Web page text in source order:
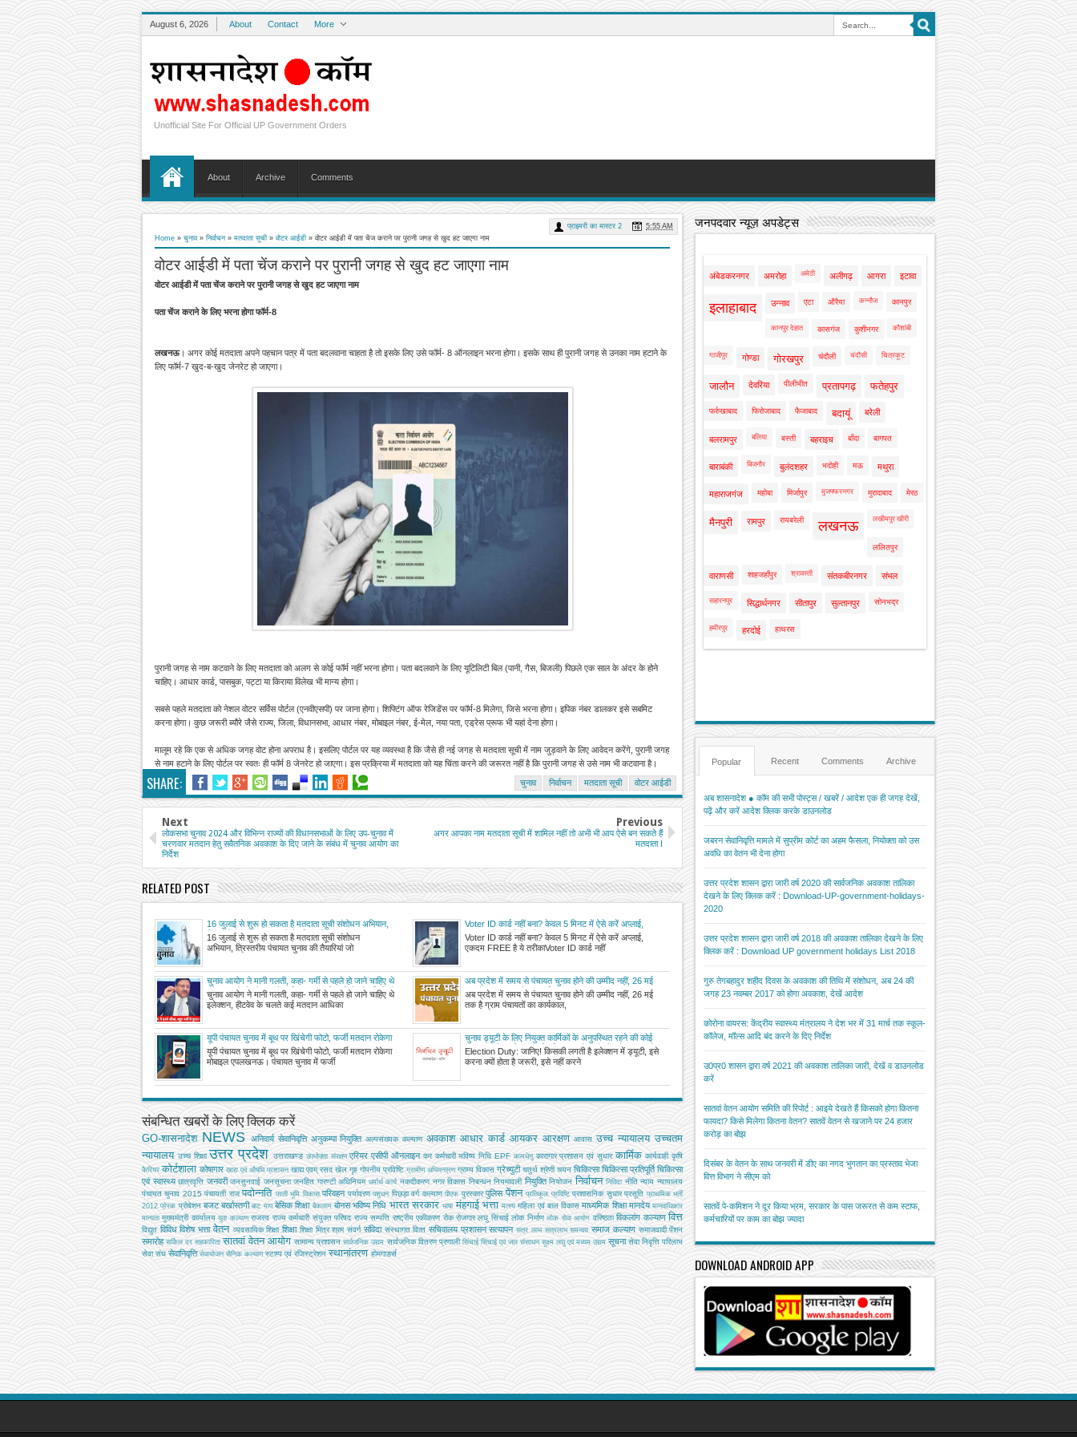
August 6, 2026 About Contact More
Unofficial Site For Official UP Government Orders
About Archive Comments
Home » चुनाव» निर्वाचन» मतदाता सूची » वोटर आईडी » वोटर आईडी में पता चेंज कराने पर पुरानी जगह से खुद हट जाएगा नाम
वोटर आईडी में पता चेंज कराने पर पुरानी जगह से खुद हट जाएगा नाम
प्राइमरी का मास्टर 2 5:55 AM
चुनाव निर्वाचन मतदाता सूची वोटर आईडी
वोटर आईडी में पता चेंज कराने पर पुरानी जगह से खुद हट जाएगा नाम
पता चेंज कराने के लिए भरना होगा फॉर्म-8
लखनऊ। अगर कोई मतदाता अपने पहचान पत्र में पता बदलवाना चाहता है तो इसके लिए उसे फॉर्म- 8 ऑनलाइन भरना होगा। इसके साथ ही पुरानी जगह से उनका नाम हटाने के
लिए फॉर्म-7 खुद-ब-खुद जेनरेट हो जाएगा।
पुरानी जगह से नाम कटवाने के लिए मतदाता को अलग से कोई फॉर्म नहीं भरना होगा। पता बदलवाने के लिए यूटिलिटी बिल (पानी, गैस, बिजली) पिछले एक साल के अंदर के होने
चाहिए। आधार कार्ड, पासबुक, पट्टा या किराया विलेख भी मान्य होगा।
सबसे पहले मतदाता को नेशल वोटर सर्विस पोर्टल (एनवीएसपी) पर जाना होगा। शिफ्टिंग ऑफ रेजिडेंस पर फॉर्म-8 मिलेगा, जिसे भरना होगा। इपिक नंबर डालकर इसे सबमिट
करना होगा। कुछ जरूरी ब्यौरे जैसे राज्य, जिला, विधानसभा, आधार नंबर, मोबाइल नंबर, ई-मेल, नया पता, एड्रेस प्रूफ भी यहां देना होगा।
मालूम रहे कि एक से अधिक जगह वोट होना अपराध है। इसलिए पोर्टल पर यह व्यवस्था है कि जैसे ही नई जगह से मतदाता सूची में नाम जुड़वाने के लिए आवेदन करेंगे, पुरानी जगह
से नाम हटाने के लिए पोर्टल पर स्वतः ही फॉर्म 8 जेनरेट हो जाएगा। इस प्रक्रिया में मतदाता को यह चिंता करने की जरूरत नहीं है कि पुरानी जगह से उसे नाम भी कटवाना है।
SHARE:
Next
लोकसभा चुनाव 2024 और विभिन्न राज्यों की विधानसभाओं के लिए उप-चुनाव में
चरणवार मतदान हेतु सवैतनिक अवकाश के दिए जाने के संबंध में चुनाव आयोग का
निर्देश
Previous
अगर आपका नाम मतदाता सूची में शामिल नहीं तो अभी भी आप ऐसे बन सकते हैं
मतदाता !
RELATED POST
16 जुलाई से शुरू हो सकता है मतदाता सूची संशोधन अभियान,
त्रिस्तरीय पंचायत चुनाव की तैयारियां जोरों पर
16 जुलाई से शुरू हो सकता है मतदाता सूची संशोधन
अभियान, त्रिस्तरीय पंचायत चुनाव की तैयारियां जो
Voter ID कार्ड नहीं बना? केवल 5 मिनट में ऐसे करें अप्लाई,
एकदम FREE है ये तरीका
Voter ID कार्ड नहीं बना? केवल 5 मिनट में ऐसे करें अप्लाई,
एकदम FREE है ये तरीकाVoter ID कार्ड नहीं
चुनाव आयोग ने मानी गलती, कहा- गर्मी से पहले हो जाने चाहिए थे
इलेक्शन, हीटवेव के चलते कई मतदान आधिकारियों की हुई थी मौत
चुनाव आयोग ने मानी गलती, कहा- गर्मी से पहले हो जाने चाहिए थे
इलेक्शन, हीटवेव के चलते कई मतदान आधिका
अब प्रदेश में समय से पंचायत चुनाव होने की उम्मीद नहीं, 26 मई
तक है ग्राम पंचायतों का कार्यकाल
अब प्रदेश में समय से पंचायत चुनाव होने की उम्मीद नहीं, 26 मई
तक है ग्राम पंचायतों का कार्यकाल,
यूपी पंचायत चुनाव में बूथ पर खिंचेगी फोटो, फर्जी मतदान रोकेगा
मोबाइल एप
यूपी पंचायत चुनाव में बूथ पर खिंचेगी फोटो, फर्जी मतदान रोकेगा
मोबाइल एपलखनऊ। पंचायत चुनाव में फर्जी
चुनाव ड्यूटी के लिए नियुक्त कार्मिकों के अनुपस्थित रहने की कोई
गुंजाइश नहीं, जानिए अनुपस्थिति पर आयोग की ओर से तय दंड के
बारे में
Election Duty: जानिए! किसकी लगती है इलेक्शन में ड्यूटी, इसे
करना क्यों होता है जरूरी, इसे नहीं करने
संबन्धित खबरों के लिए क्लिक करें
GO-शासनादेश NEWS अनिवार्य सेवानिवृत्ति अनुकम्पा नियुक्ति अल्‍पसंख्‍यक कल्‍याण अवकाश आधार कार्ड आयकर आरक्षण आवास उच्च न्यायालय उच्चतम
न्यायालय उच्‍च शिक्षा उत्तर प्रदेश उत्तराखण्ड उपभोक्‍ता संरक्षण एरियर एसीपी ऑनलाइन कर कर्मचारी भविष्य निधि EPF कामधेनु कारागार प्रशासन एवं सुधार कार्मिक कार्यवाही कृषि
कैरियर कोर्टशाला कोषागार खाद्य एवं औषधि प्रशासन खाद्य एवम् रसद खेल गृह गोपनीय प्रविष्टि ग्रामीण अभियन्‍त्रण ग्राम्य विकास ग्रेच्युटी चतुर्थ श्रेणी चयन चिकित्सा चिकित्सा प्रतिपूर्ति चिकित्‍सा
एवं स्वास्थ्य छात्रवृत्ति जनवरी जनसुनवाई जनसूचना जनहित गारण्टी अधिनियम धर्मार्थ कार्य नकदीकरण नगर विकास निबन्‍धन नियमावली नियुक्ति नियोजन निर्वाचन निविदा नीति न्याय न्यायालय
पंचायत चुनाव 2015 पंचायती राज पदोन्नति परती भूमि विकास परिवहन पर्यावरण पशुधन पिछड़ा वर्ग कल्‍याण पीएफ पुरस्कार पुलिस पेंशन प्रतिकूल प्रविष्टि प्रशासनिक सुधार प्रसूति प्राथमिक भर्ती
2012 प्रेरक प्रोबेशन बजट बर्खास्तगी बाट माप बेसिक शिक्षा बैकलाग बोनस भविष्य निधि भारत सरकार भाषा मंहगाई भत्ता मत्‍स्‍य महिला एवं बाल विकास माध्यमिक शिक्षा मानदेय मानवाधिकार
मान्यता मुख्‍यमंत्री कार्यालय युवा कल्याण राजस्व राज्य कर्मचारी संयुक्त परिषद राज्य सम्पत्ति राष्ट्रीय एकीकरण रोक रोजगार लघु सिंचाई लोक निर्माण लोक सेवा आयोग वरिष्ठता विकलांग कल्याण वित्त
विद्युत विविध विशेष भत्ता वेतन व्‍यवसायिक शिक्षा शिक्षा शिक्षा मित्र श्रम संवर्ग संविदा संस्‍थागत वित्‍त सचिवालय प्रशासन सत्यापन सत्र लाभ सत्रलाभ समन्वय समाज कल्याण समाजवादी पेंशन
समारोह सर्किल दर सहकारिता सातवां वेतन आयोग सामान्य प्रशासन सार्वजनिक उद्यम सार्वजनिक वितरण प्रणाली सिंचाई सिंचाई एवं जल संसाधन सूक्ष्म लघु एवं मध्यम उद्यम सूचना सेवा निवृत्ति परिलाभ
सेवा संघ सेवानिवृत्ति सेवायोजन सैनिक कल्‍याण स्टाम्प एवं रजिस्ट्रेशन स्थानांतरण होमगाडर्स
जनपदवार न्यूज़ अपडेट्स
अंबेडकरनगर अमरोहा अमेठी अलीगढ़ आगरा इटावा
इलाहाबाद उन्नाव एटा औरैया कन्नौज कानपुर
कानपुर देहात कासगंज कुशीनगर कौशांबी
गाजीपुर गोण्डा गोरखपुर चंदौली चंदौसी चित्रकूट
जालौन देवरिया पीलीभीत प्रतापगढ़ फतेहपुर
फर्रुखाबाद फिरोजाबाद फैजाबाद बदायूं बरेली
बलरामपुर बलिया बस्ती बहराइच बाँदा बागपत
बाराबंकी बिजनौर बुलंदशहर भदोही मऊ मथुरा
महाराजगंज महोबा मिर्जापुर मुजफ्फरनगर मुरादाबाद मेरठ
मैनपुरी रामपुर रायबरेली लखनऊ लखीमपुर खीरी
ललितपुर
वाराणसी शाहजहाँपुर श्रावस्ती संतकबीरनगर संभल
सहारनपुर सिद्धार्थनगर सीतापुर सुल्तानपुर सोनभद्र
हमीरपुर हरदोई हाथरस
Popular Recent Comments Archive
अब शासनादेश ● कॉम की सभी पोस्ट्स / खबरें / आदेश एक ही जगह देखें,
पढ़ें और करें आदेश क्लिक करके डाउनलोड
जबरन सेवानिवृत्ति मामले में सुप्रीम कोर्ट का अहम फैसला, नियोक्ता को उस
अवधि का वेतन भी देना होगा
उत्तर प्रदेश शासन द्वारा जारी वर्ष 2020 की सार्वजनिक अवकाश तालिका
देखने के लिए क्लिक करें : Download-UP-government-holidays-
2020
उत्तर प्रदेश शासन द्वारा जारी वर्ष 2018 की अवकाश तालिका देखने के लिए
क्लिक करें : Download UP government holidays List 2018
गुरु तेगबहादुर शहीद दिवस के अवकाश की तिथि में संशोधन, अब 24 की
जगह 23 नवम्बर 2017 को होगा अवकाश, देखें आदेश
कोरोना वायरस: केंद्रीय स्वास्थ्य मंत्रालय ने देश भर में 31 मार्च तक स्कूल-
कॉलेज, मॉल्स आदि बंद करने के दिए निर्देश
उ0प्र0 शासन द्वारा वर्ष 2021 की अवकाश तालिका जारी, देखें व डाउनलोड
करें
सातवां वेतन आयोग समिति की रिपोर्ट : आइये देखते हैं किसको होगा कितना
फायदा? किसे मिलेगा कितना वेतन? सातवें वेतन से खजाने पर 24 हजार
करोड़ का बोझ
दिसंबर के वेतन के साथ जनवरी में डीए का नगद भुगतान का प्रस्ताव भेजा
वित्त विभाग ने सीएम को
सातवें पे-कमिशन ने दूर किया भ्रम, सरकार के पास जरूरत से कम स्टाफ,
कर्मचारियों पर काम का बोझ ज्यादा
DOWNLOAD ANDROID APP